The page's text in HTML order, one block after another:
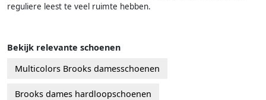
reguliere leest te veel ruimte hebben.
Bekijk relevante schoenen
Multicolors Brooks damesschoenen
Brooks dames hardloopschoenen